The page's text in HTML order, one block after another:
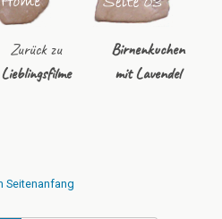
Zurück zu
Lieblingsfilme
Birnenkuchen
mit Lavendel
Seitenanfang